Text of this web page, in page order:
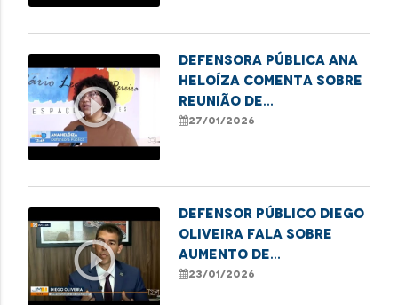
play_circle_outline
Defensora Pública Ana
Heloíza comenta sobre
reunião de
representantes da
Imperatriz
27/01/2026
play_circle_outline
Defensor Público Diego
Oliveira fala sobre
aumento de
inadimplência que
23/01/2026